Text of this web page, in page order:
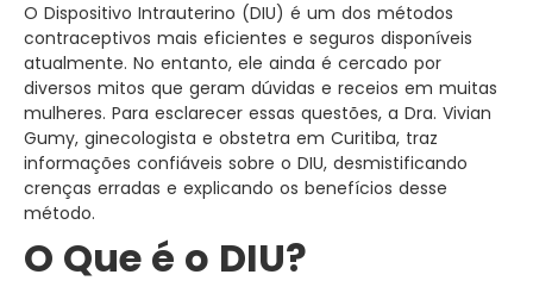
O Dispositivo Intrauterino (DIU) é um dos métodos
contraceptivos mais eficientes e seguros disponíveis
atualmente. No entanto, ele ainda é cercado por
diversos mitos que geram dúvidas e receios em muitas
mulheres. Para esclarecer essas questões, a Dra. Vivian
Gumy, ginecologista e obstetra em Curitiba, traz
informações confiáveis sobre o DIU, desmistificando
crenças erradas e explicando os benefícios desse
método.
O Que é o DIU?